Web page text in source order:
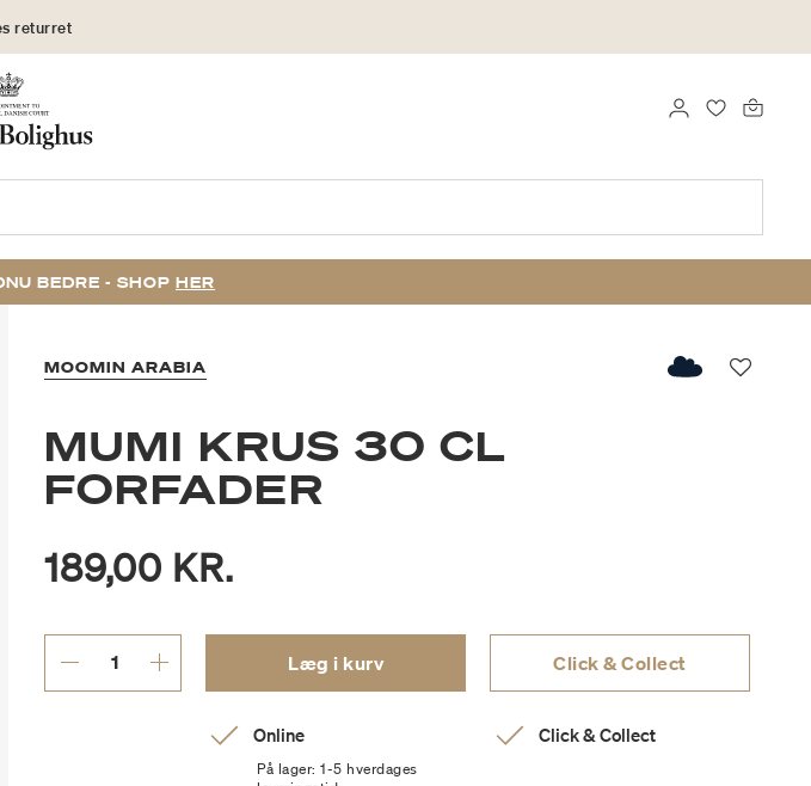
returret
LOG IND
BEDRE - SHOP HER
MOOMIN ARABIA
MUMI KRUS 30 CL
FORFADER
189,00 KR.
Læg i kurv Click & Collect
Online
På lager: 1-5 hverdages
Click & Collect